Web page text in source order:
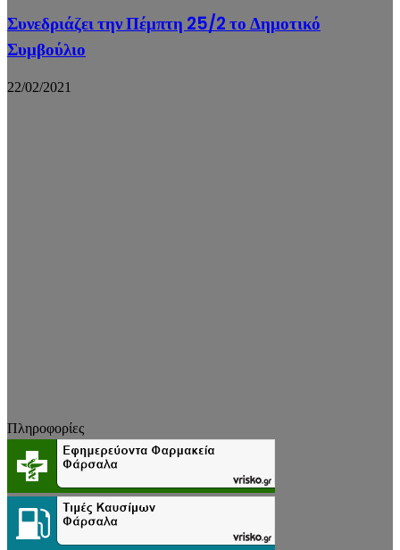
Συνεδριάζει την Πέμπτη 25/2 το Δημοτικό
Συμβούλιο
22/02/2021
Πληροφορίες